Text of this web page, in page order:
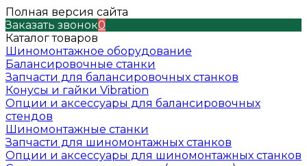
Полная версия сайта
Заказать звонок0
Каталог товаров
Шиномонтажное оборудование
Балансировочные станки
Запчасти для балансировочных станков
Конусы и гайки Vibration
Опции и аксессуары для балансировочных
стендов
Шиномонтажные станки
Запчасти для шиномонтажных станков
Опции и аксессуары для шиномонтажных станков